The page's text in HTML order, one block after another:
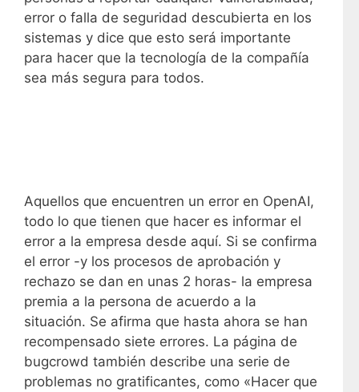
error o falla de seguridad descubierta en los
sistemas y dice que esto será importante
para hacer que la tecnología de la compañía
sea más segura para todos.
Aquellos que encuentren un error en OpenAI,
todo lo que tienen que hacer es informar el
error a la empresa desde aquí. Si se confirma
el error -y los procesos de aprobación y
rechazo se dan en unas 2 horas- la empresa
premia a la persona de acuerdo a la
situación. Se afirma que hasta ahora se han
recompensado siete errores. La página de
bugcrowd también describe una serie de
problemas no gratificantes, como «Hacer que